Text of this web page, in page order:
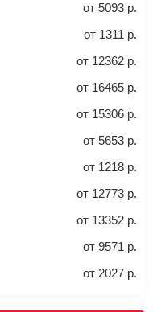
40 кг
отдельно при
дешевле, чем
внимательно
включен ли
и его габаритах
от 5093 р.
от 1311 р.
от 12362 р.
от 16465 р.
от 15306 р.
от 5653 р.
от 1218 р.
от 12773 р.
от 13352 р.
от 9571 р.
от 2027 р.